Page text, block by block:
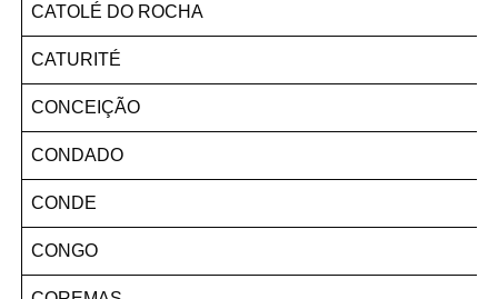
CATOLÉ DO ROCHA
CATURITÉ
CONCEIÇÃO
CONDADO
CONDE
CONGO